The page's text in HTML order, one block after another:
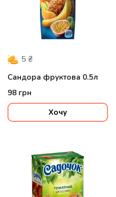
5 ₴
Сандора фруктова 0.5л
98 грн
Хочу